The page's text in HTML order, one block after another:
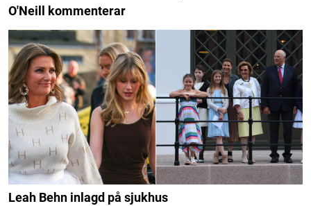
O'Neill kommenterar
Leah Behn inlagd på sjukhus